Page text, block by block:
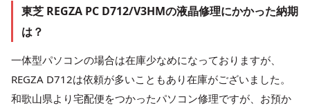
東芝 REGZA PC D712/V3HMの液晶修理にかかった納期
は？
一体型パソコンの場合は在庫少なめになっておりますが、
REGZA D712は依頼が多いこともあり在庫がございました。
和歌山県より宅配便をつかったパソコン修理ですが、お預か